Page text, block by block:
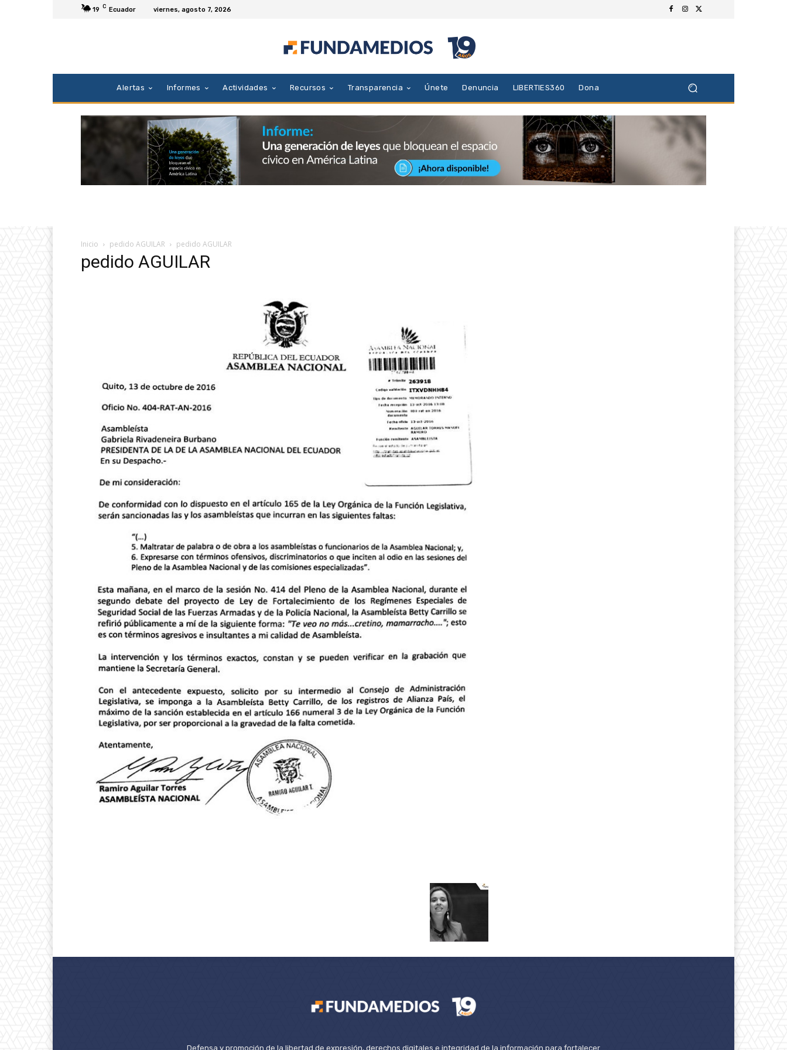
19 C Ecuador viernes, agosto 7, 2026
Alertas Informes Actividades Recursos Transparencia Únete Denuncia LIBERTIES360 Dona
Inicio pedido AGUILAR pedido AGUILAR
pedido AGUILAR
Defensa y promoción de la libertad de expresión, derechos digitales e integridad de la información para fortalecer